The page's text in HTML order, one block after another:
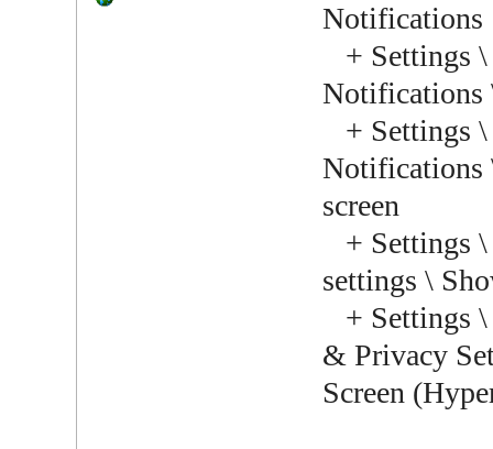
Notifications
+ Settings
Notifications
+ Settings
Notifications
screen
+ Settings \
settings \
+ Settings
& Privacy
Screen